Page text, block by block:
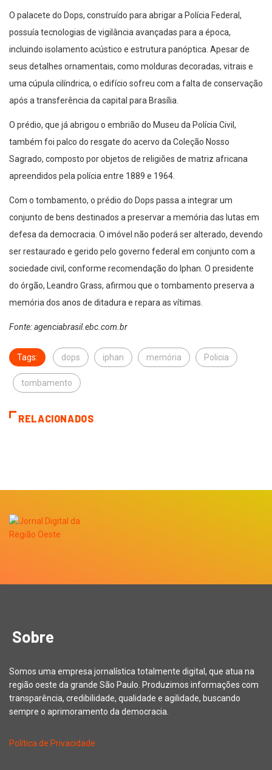
O palacete do Dops, construído para abrigar a Polícia Federal,
possuía tecnologias de vigilância avançadas para a época,
incluindo isolamento acústico e estrutura panóptica. Apesar de
seus detalhes ornamentais, como molduras decoradas, vitrais e
uma cúpula cilíndrica, o edifício sofreu com a falta de conservação
após a transferência da capital para Brasília.
O prédio, que já abrigou o embrião do Museu da Polícia Civil,
também foi palco do resgate do acervo da Coleção Nosso
Sagrado, composto por objetos de religiões de matriz africana
apreendidos pela polícia entre 1889 e 1964.
Com o tombamento, o prédio do Dops passa a integrar um
conjunto de bens destinados a preservar a memória das lutas em
defesa da democracia. O imóvel não poderá ser alterado, devendo
ser restaurado e gerido pelo governo federal em conjunto com a
sociedade civil, conforme recomendação do Iphan. O presidente
do órgão, Leandro Grass, afirmou que o tombamento preserva a
memória dos anos de ditadura e repara as vítimas.
Fonte: agenciabrasil.ebc.com.br
Tags: dops iphan memória Policia
tombamento
RELACIONADOS
Sobre
Somos uma empresa jornalística totalmente digital, que atua na
região oeste da grande São Paulo. Produzimos informações com
transparência, credibilidade, qualidade e agilidade, buscando
sempre o aprimoramento da democracia.
Política de Privacidade